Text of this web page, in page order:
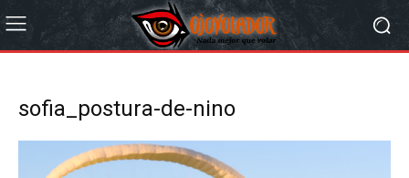
sofia_postura-de-nino